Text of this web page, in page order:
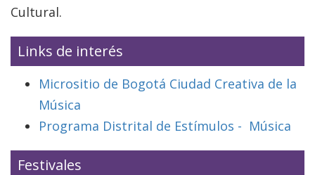
Cultural.
Links de interés
Micrositio de Bogotá Ciudad Creativa de la
Música
Programa Distrital de Estímulos - Música
Festivales